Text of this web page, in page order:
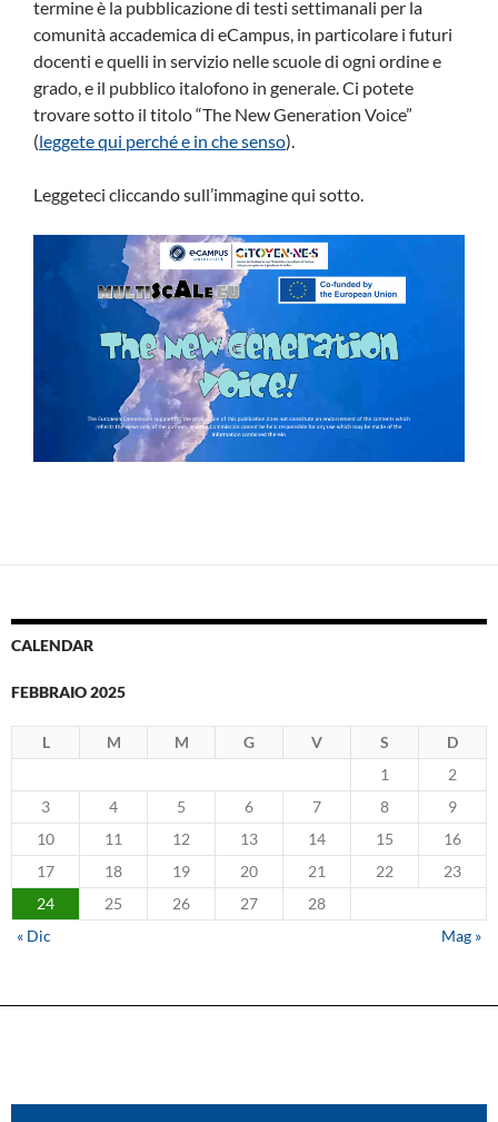
termine è la pubblicazione di testi settimanali per la
comunità accademica di eCampus, in particolare i futuri
docenti e quelli in servizio nelle scuole di ogni ordine e
grado, e il pubblico italofono in generale. Ci potete
trovare sotto il titolo “The New Generation Voice”
(leggete qui perché e in che senso).
Leggeteci cliccando sull’immagine qui sotto.
CALENDAR
FEBBRAIO 2025
L M M G V S
D
1
2
3
4 5 6 7 8
9
10
11 12 13 14 15
16
17
18 19 20 21 22
23
24
25 26 27
28
« Dic
Mag »